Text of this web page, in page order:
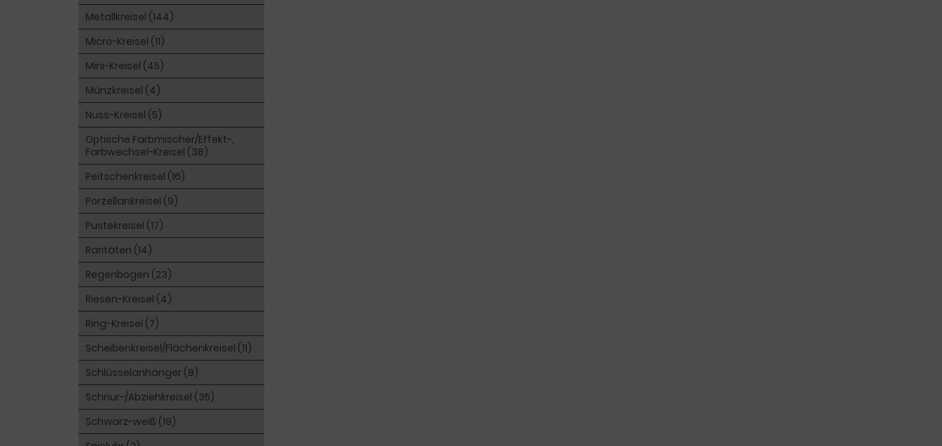
Metallkreisel (144)
Micro-Kreisel (11)
Mini-Kreisel (45)
Münzkreisel (4)
Nuss-Kreisel (5)
Optische Farbmischer/Effekt-,
Farbwechsel-Kreisel (38)
Peitschenkreisel (16)
Porzellankreisel (9)
Pustekreisel (17)
Raritäten (14)
Regenbogen (23)
Riesen-Kreisel (4)
Ring-Kreisel (7)
Scheibenkreisel/Flächenkreisel (11)
Schlüsselanhänger (8)
Schnur-/Abziehkreisel (35)
Schwarz-weiß (19)